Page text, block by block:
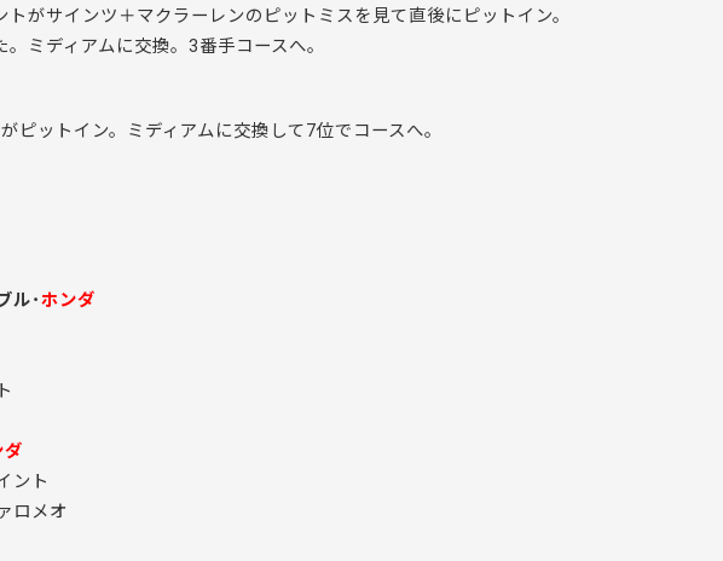
がサインツ＋マクラーレンのピットミスを見て直後にピットイン。
ミディアムに交換。3番手コースへ。
がピットイン。ミディアムに交換して7位でコースへ。
ル･ホンダ
ダ
ント
ロメオ